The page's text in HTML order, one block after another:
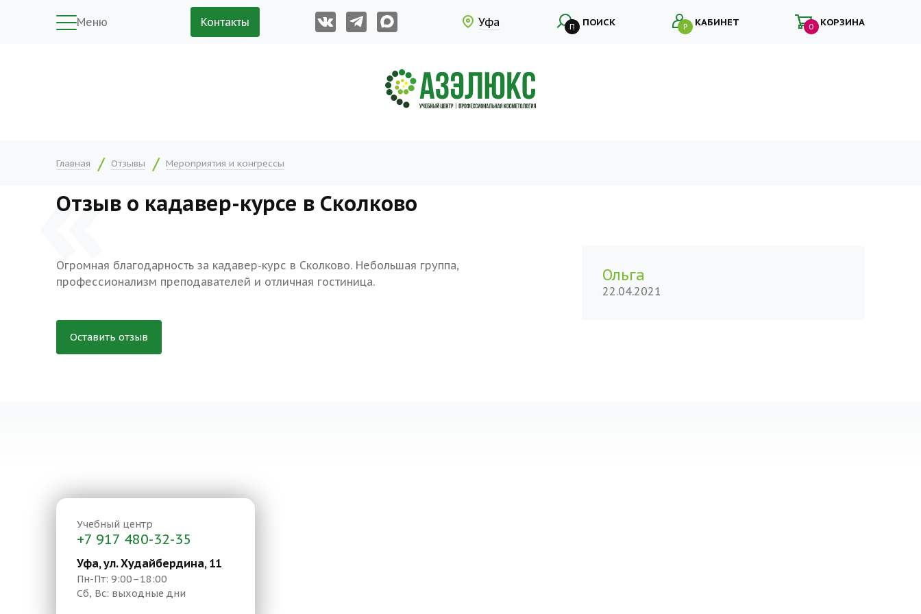
Меню Контакты Уфа П ПОИСК Р КАБИНЕТ 0 КОРЗИНА
Главная Отзывы Мероприятия и конгрессы
Отзыв о кадавер-курсе в Сколково
Огромная благодарность за кадавер-курс в Сколково. Небольшая группа,
профессионализм преподавателей и отличная гостиница.
Ольга
22.04.2021
Оставить отзыв
Учебный центр
+7 917 480-32-35
Уфа, ул. Худайбердина, 11
Пн-Пт: 9:00–18:00
Сб, Вс: выходные дни